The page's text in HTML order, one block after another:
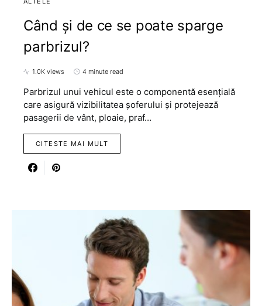
Când și de ce se poate sparge
parbrizul?
1.0K views 4 minute read
Parbrizul unui vehicul este o componentă esențială
care asigură vizibilitatea șoferului și protejează
pasagerii de vânt, ploaie, praf…
CITESTE MAI MULT